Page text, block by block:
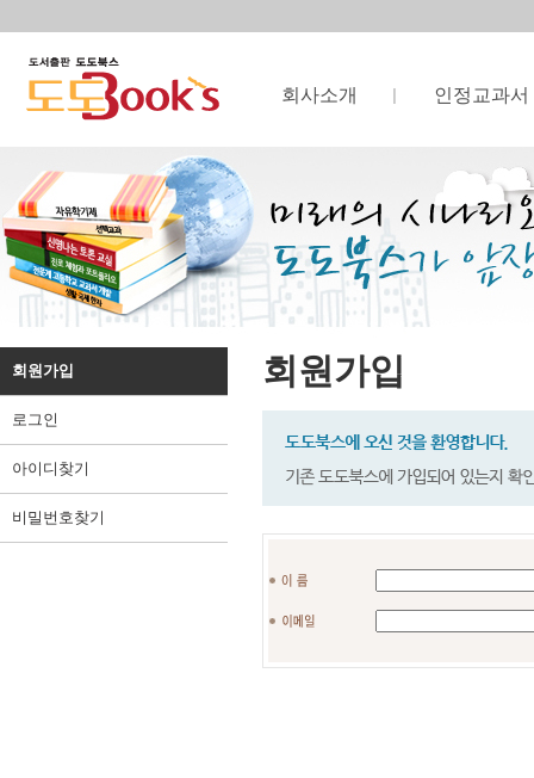
회사소개 인정교과서
회원가입
로그인
아이디찾기
비밀번호찾기
회원가입